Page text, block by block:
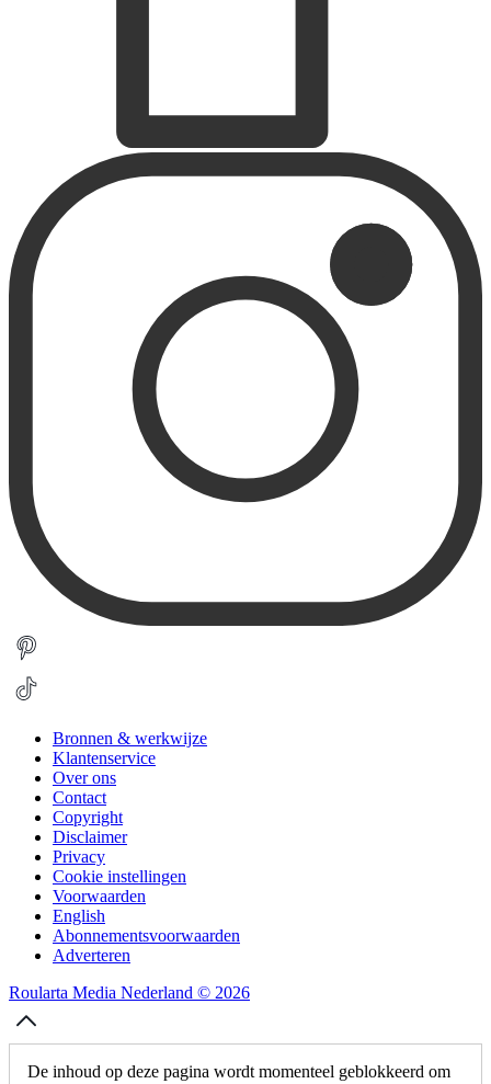
Bronnen & werkwijze
Klantenservice
Over ons
Contact
Copyright
Disclaimer
Privacy
Cookie instellingen
Voorwaarden
English
Abonnementsvoorwaarden
Adverteren
Roularta Media Nederland © 2026
De inhoud op deze pagina wordt momenteel geblokkeerd om